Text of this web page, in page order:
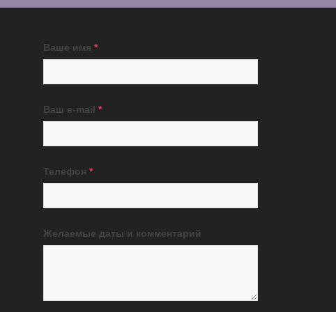
Ваше имя *
Ваш e-mail *
Телефон *
Желаемые даты и комментарий